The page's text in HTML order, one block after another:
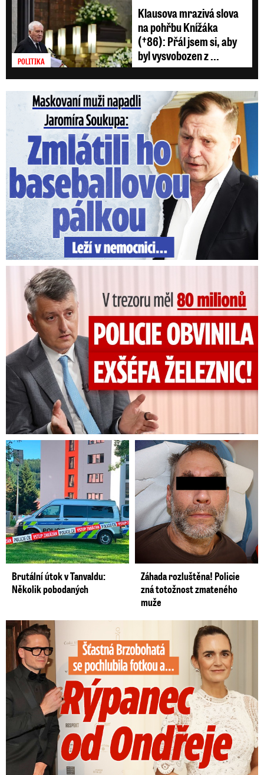
POLITIKA
Klausova mrazivá slova
na pohřbu Knížáka
(†86): Přál jsem si, aby
byl vysvobozen z ...
Maskovaní muži napadli Jaromíra Soukupa: Krvavá nakládačka
V trezoru měl 80 milionů: Policie obvinila exšéfa železnic!
Brutální útok v Tanvaldu:
Několik pobodaných
Záhada rozluštěna! Policie
zná totožnost zmateného
muže
Šťastná Brzobohatá se pochlubila fotkou: Rýpanec od Ondřeje